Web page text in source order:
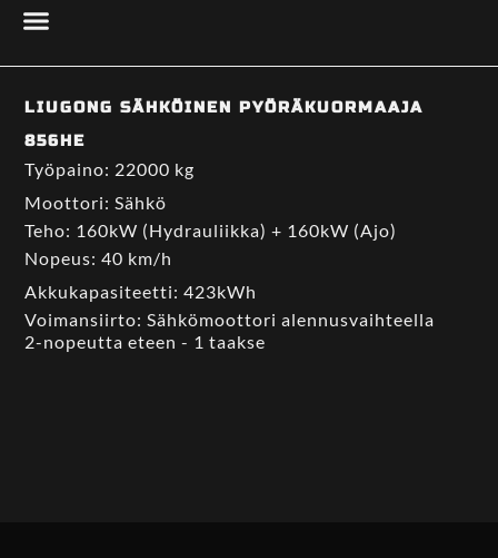
LIUGONG SÄHKÖINEN PYÖRÄKUORMAAJA
856HE
Työpaino: 22000 kg
Moottori: Sähkö
Teho: 160kW (Hydrauliikka) + 160kW (Ajo)
Nopeus: 40 km/h
Akkukapasiteetti: 423kWh
Voimansiirto: Sähkömoottori alennusvaihteella
2-nopeutta eteen - 1 taakse